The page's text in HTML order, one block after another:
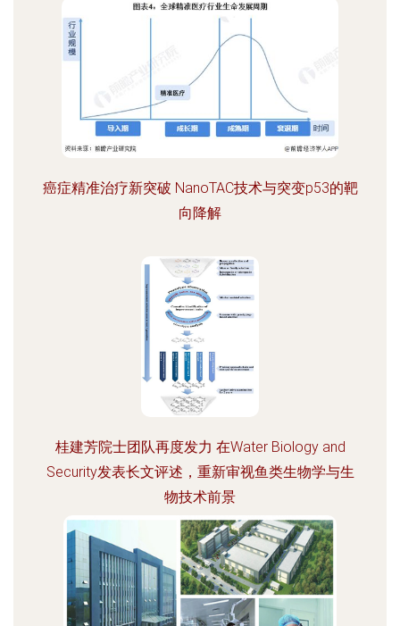
癌症精准治疗新突破 NanoTAC技术与突变p53的靶
向降解
桂建芳院士团队再度发力 在Water Biology and
Security发表长文评述，重新审视鱼类生物学与生
物技术前景